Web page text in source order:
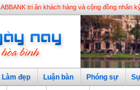
ABBANK tri ân khách hàng và cộng đồng nhân
Làm đẹp Luận bàn Phóng sự